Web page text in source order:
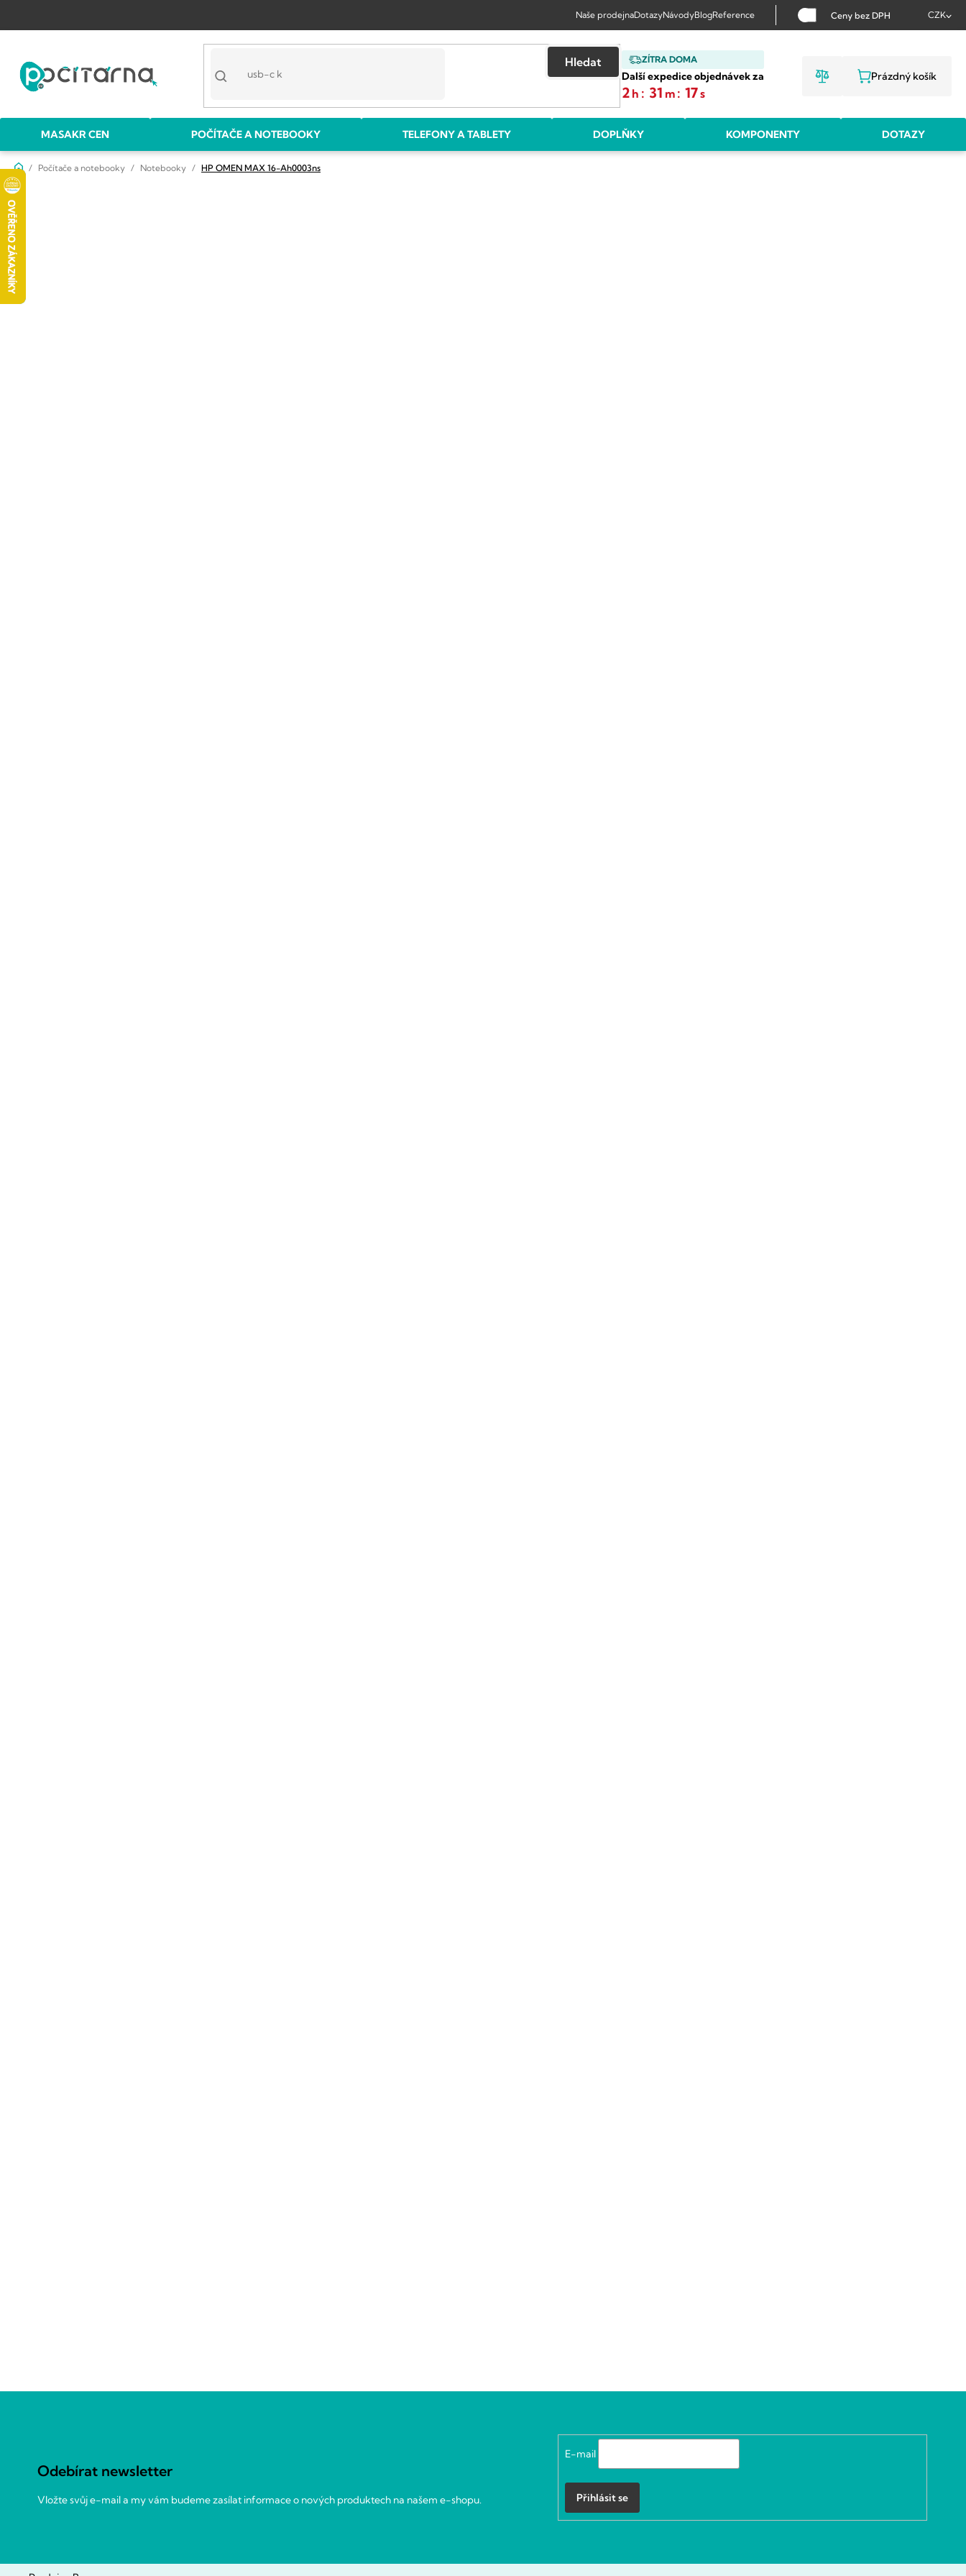
obsah
Naše prodejnaDotazyNávodyBlogReference Ceny bez DPH CZK
ZÍTRA DOMA
Další expedice objednávek za
2 h : 31 m : 16 s
Hledat
NÁKUPNÍ
Prázdný košík
MASAKR CEN POČÍTAČE A NOTEBOOKY TELEFONY A TABLETY DOPLŇKY KOMPONENTY DOTAZY
DomůPočítače a notebooky Notebooky HP OMEN MAX 16-Ah0003ns
Odebírat newsletter
Vložte svůj e-mail a my vám budeme zasílat informace o nových produktech na našem e-shopu.
E-mail
Přihlásit se